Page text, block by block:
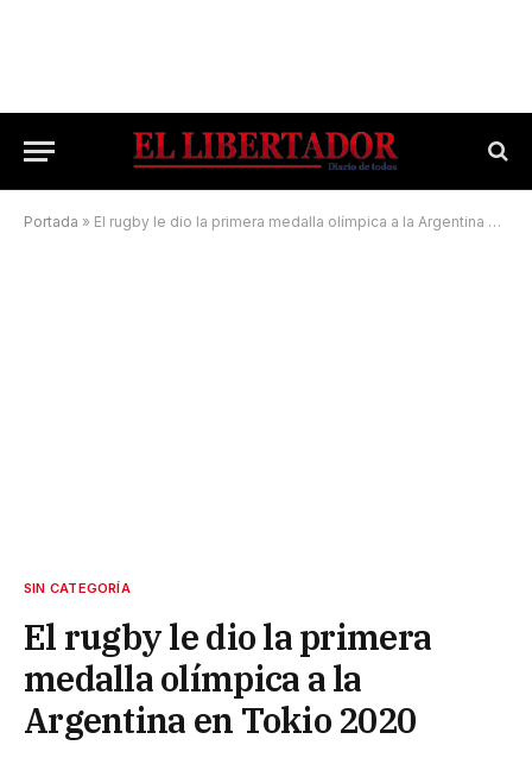
Portada » El rugby le dio la primera medalla olímpica a la Argentina en Tokio 2020
SIN CATEGORÍA
El rugby le dio la primera
medalla olímpica a la
Argentina en Tokio 2020